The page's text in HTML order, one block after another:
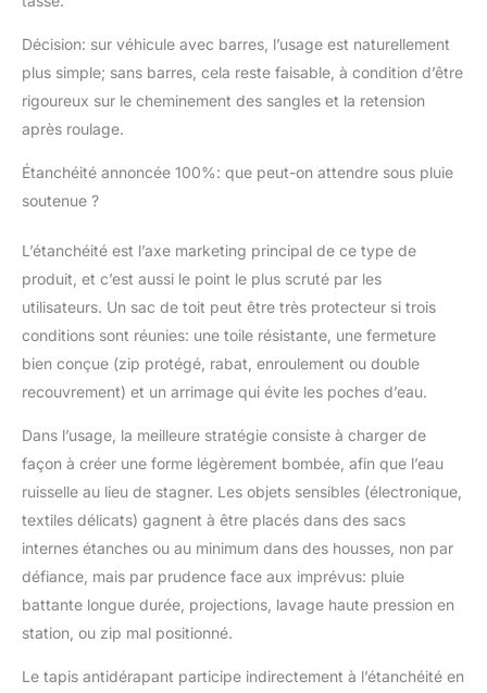
Décision: sur véhicule avec barres, l’usage est naturellement
plus simple; sans barres, cela reste faisable, à condition d’être
rigoureux sur le cheminement des sangles et la retension
après roulage.
Étanchéité annoncée 100%: que peut-on attendre sous pluie
soutenue ?
L’étanchéité est l’axe marketing principal de ce type de
produit, et c’est aussi le point le plus scruté par les
utilisateurs. Un sac de toit peut être très protecteur si trois
conditions sont réunies: une toile résistante, une fermeture
bien conçue (zip protégé, rabat, enroulement ou double
recouvrement) et un arrimage qui évite les poches d’eau.
Dans l’usage, la meilleure stratégie consiste à charger de
façon à créer une forme légèrement bombée, afin que l’eau
ruisselle au lieu de stagner. Les objets sensibles (électronique,
textiles délicats) gagnent à être placés dans des sacs
internes étanches ou au minimum dans des housses, non par
défiance, mais par prudence face aux imprévus: pluie
battante longue durée, projections, lavage haute pression en
station, ou zip mal positionné.
Le tapis antidérapant participe indirectement à l’étanchéité en